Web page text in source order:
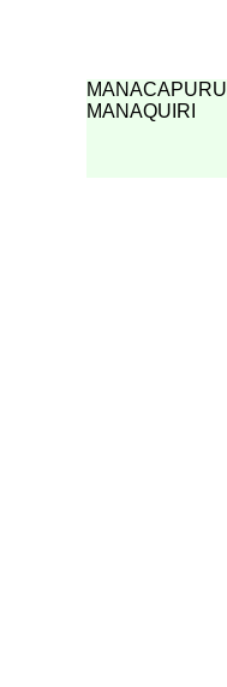
MANACAPURU
MANAQUIRI